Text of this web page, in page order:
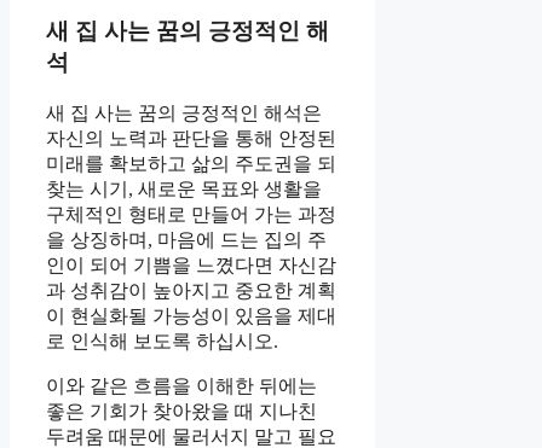
새 집 사는 꿈의 긍정적인 해
석
새 집 사는 꿈의 긍정적인 해석은
자신의 노력과 판단을 통해 안정된
미래를 확보하고 삶의 주도권을 되
찾는 시기, 새로운 목표와 생활을
구체적인 형태로 만들어 가는 과정
을 상징하며, 마음에 드는 집의 주
인이 되어 기쁨을 느꼈다면 자신감
과 성취감이 높아지고 중요한 계획
이 현실화될 가능성이 있음을 제대
로 인식해 보도록 하십시오.
이와 같은 흐름을 이해한 뒤에는
좋은 기회가 찾아왔을 때 지나친
두려움 때문에 물러서지 말고 필요